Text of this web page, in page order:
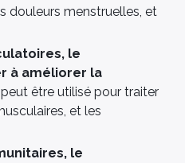
douleurs menstruelles, et
le
à améliorer la
être utilisé pour traiter
et les
le